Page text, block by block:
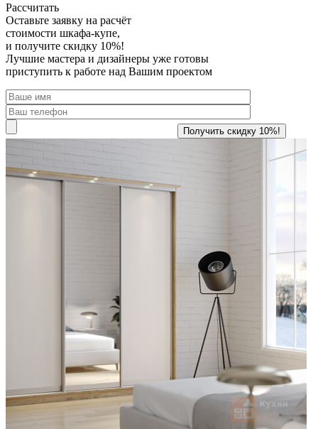
Рассчитать
Оставьте заявку на расчёт
стоимости шкафа-купе,
и получите скидку 10%!
Лучшие мастера и дизайнеры уже готовы
приступить к работе над Вашим проектом